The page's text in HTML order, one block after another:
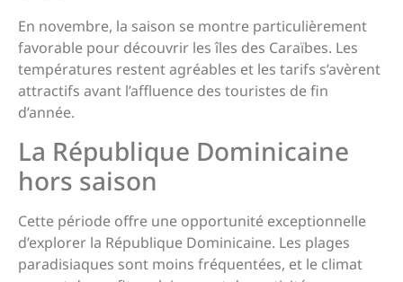
En novembre, la saison se montre particulièrement
favorable pour découvrir les îles des Caraïbes. Les
températures restent agréables et les tarifs s’avèrent
attractifs avant l’affluence des touristes de fin
d’année.
La République Dominicaine
hors saison
Cette période offre une opportunité exceptionnelle
d’explorer la République Dominicaine. Les plages
paradisiaques sont moins fréquentées, et le climat